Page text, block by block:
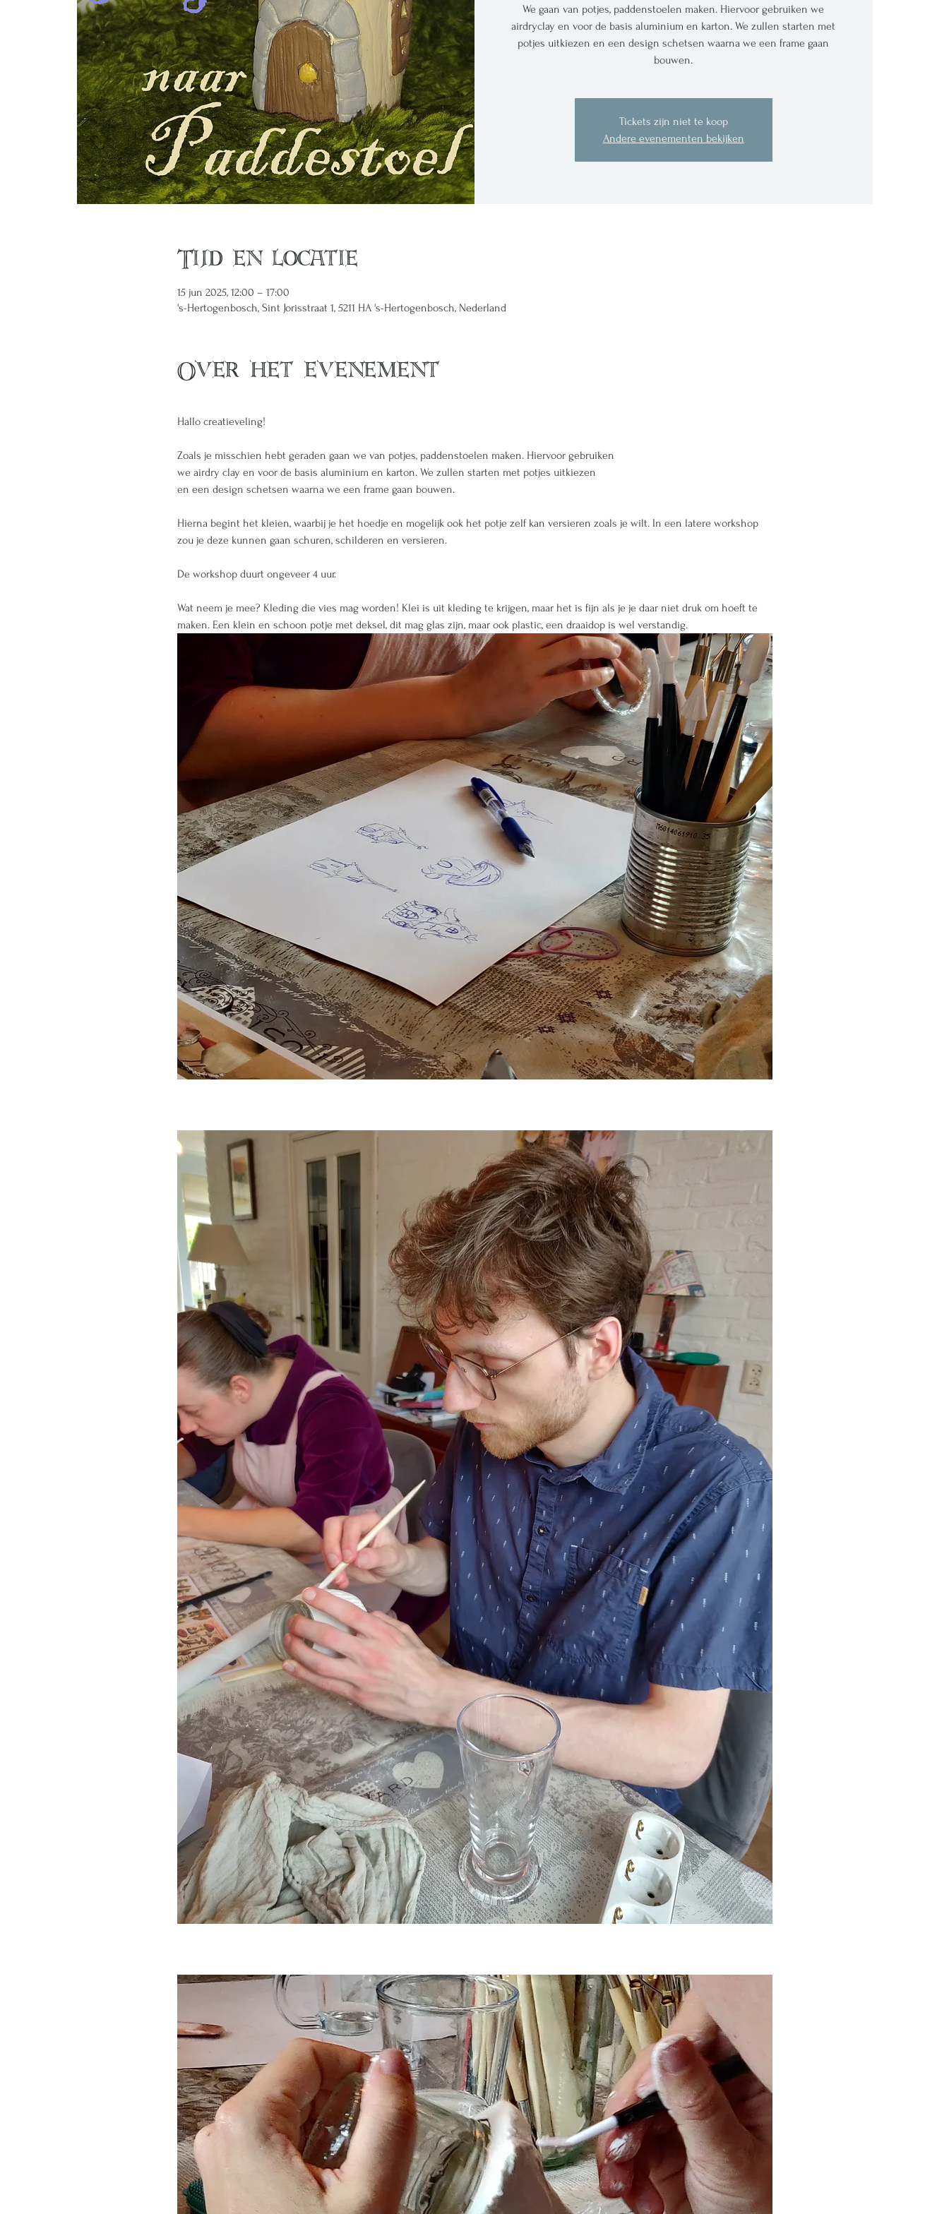
We gaan van potjes, paddenstoelen maken. Hiervoor gebruiken we
airdryclay en voor de basis aluminium en karton. We zullen starten met
potjes uitkiezen en een design schetsen waarna we een frame gaan
bouwen.
Tickets zijn niet te koop
Andere evenementen bekijken
Tijd en locatie
15 jun 2025, 12:00 – 17:00
's-Hertogenbosch, Sint Jorisstraat 1, 5211 HA 's-Hertogenbosch, Nederland
Over het evenement
Hallo creatieveling!
Zoals je misschien hebt geraden gaan we van potjes, paddenstoelen maken. Hiervoor gebruiken
we airdry clay en voor de basis aluminium en karton. We zullen starten met potjes uitkiezen
en een design schetsen waarna we een frame gaan bouwen.
Hierna begint het kleien, waarbij je het hoedje en mogelijk ook het potje zelf kan versieren zoals je wilt. In een latere workshop
zou je deze kunnen gaan schuren, schilderen en versieren.
De workshop duurt ongeveer 4 uur.
Wat neem je mee? Kleding die vies mag worden! Klei is uit kleding te krijgen, maar het is fijn als je je daar niet druk om hoeft te
maken. Een klein en schoon potje met deksel, dit mag glas zijn, maar ook plastic, een draaidop is wel verstandig.